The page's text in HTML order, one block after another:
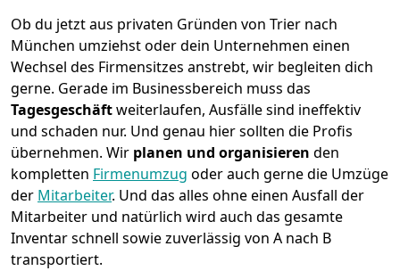
Ob du jetzt aus privaten Gründen von Trier nach
München umziehst oder dein Unternehmen einen
Wechsel des Firmensitzes anstrebt, wir begleiten dich
gerne. Gerade im Businessbereich muss das
Tagesgeschäftweiterlaufen, Ausfälle sind ineffektiv
und schaden nur. Und genau hier sollten die Profis
übernehmen. Wir planen und organisieren den
kompletten Firmenumzug oder auch gerne die Umzüge
der Mitarbeiter. Und das alles ohne einen Ausfall der
Mitarbeiter und natürlich wird auch das gesamte
Inventar schnell sowie zuverlässig von A nach B
transportiert.